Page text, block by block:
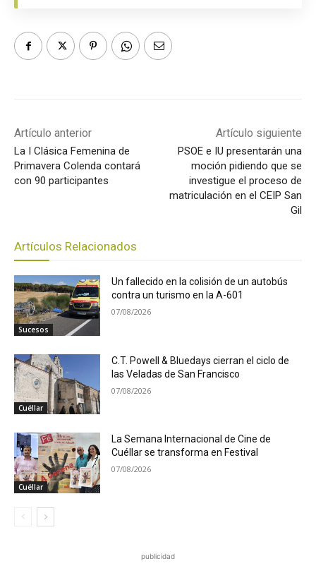
Artículo anterior
La I Clásica Femenina de
Primavera Colenda contará
con 90 participantes
Artículo siguiente
PSOE e IU presentarán una
moción pidiendo que se
investigue el proceso de
matriculación en el CEIP San
Gil
Artículos Relacionados
Sucesos
Un fallecido en la colisión de un autobús
contra un turismo en la A-601
07/08/2026
Cuéllar
C.T. Powell & Bluedays cierran el ciclo de
las Veladas de San Francisco
07/08/2026
Cuéllar
La Semana Internacional de Cine de
Cuéllar se transforma en Festival
07/08/2026
publicidad